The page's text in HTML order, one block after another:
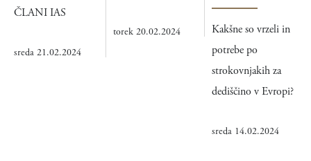
ČLANI IAS
sreda 21.02.2024
torek 20.02.2024
Kakšne so vrzeli in
potrebe po
strokovnjakih za
dediščino v Evropi?
sreda 14.02.2024